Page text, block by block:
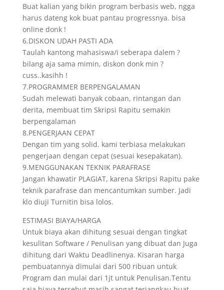
Buat kalian yang bikin program berbasis web, ngga
harus dateng kok buat pantau progressnya. bisa
online donk !
6.DISKON UDAH PASTI ADA
Taulah kantong mahasiswa/i seberapa dalem ?
bilang aja sama mimin, diskon donk min ?
cuss..kasihh !
7.PROGRAMMER BERPENGALAMAN
Sudah melewati banyak cobaan, rintangan dan
derita, membuat tim Skripsi Rapitu semakin
berpengalaman
8.PENGERJAAN CEPAT
Dengan tim yang solid. kami terbiasa melakukan
pengerjaan dengan cepat (sesuai kesepakatan).
9.MENGGUNAKAN TEKNIK PARAFRASE
Jangan khawatir PLAGIAT, karena Skripsi Rapitu pake
teknik parafrase dan mencantumkan sumber. Jadi
klo diuji Turnitin bisa lolos.
ESTIMASI BIAYA/HARGA
Untuk biaya akan dihitung sesuai dengan tingkat
kesulitan Software / Penulisan yang dibuat dan Juga
dihitung dari Waktu Deadlinenya. Kisaran harga
pembuatannya dimulai dari 500 ribuan untuk
Program dan mulai dari 1jt untuk Penulisan.Tentu